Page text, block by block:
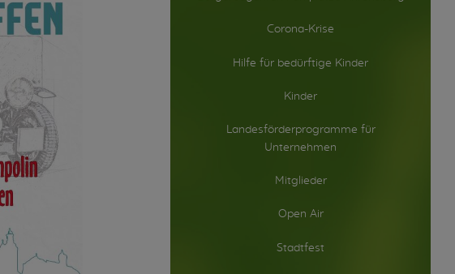
Corona-Krise
Hilfe für bedürftige Kinder
Kinder
Landesförderprogramme für
Unternehmen
Mitglieder
Open Air
Stadtfest